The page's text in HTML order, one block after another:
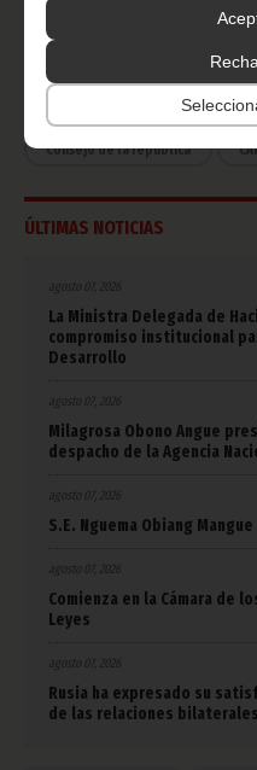
COVID-19 Cultura
FIJA
Consejo de la república
ÚLTIMAS NOTICIAS
agosto 07, 2026
La Ministra Delegada de
compromiso institucional
Desarrollo
agosto 07, 2026
Milagrosa Obono Angue
despacho de la Agencia
agosto 07, 2026
S.E. Nguema Obiang
agosto 07, 2026
Comienza en la Cámara de
Leyes
agosto 07, 2026
Rusia ha expresado su
de las relaciones bilaterales